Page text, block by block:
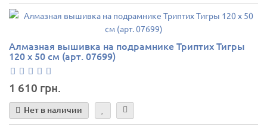
Алмазная вышивка на подрамнике Триптих Тигры
120 х 50 см (арт. 07699)
1 610 грн.
Нет в наличии